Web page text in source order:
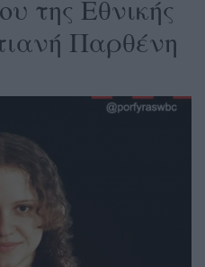
της Εθνικής
Παρθένη